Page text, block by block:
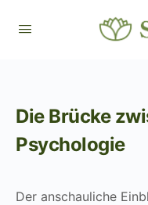
Die Brücke
Psychologie
Der anschauliche